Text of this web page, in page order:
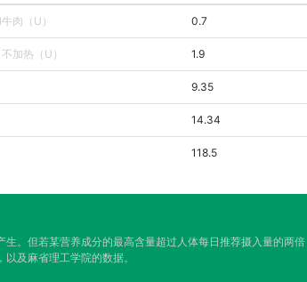
肉（U） 0.7
加热（U） 1.9
9.35
14.34
118.5
。但若某营养成分的最高含量超过人体每日推荐摄入量的两
及麻省理工学院的数据。